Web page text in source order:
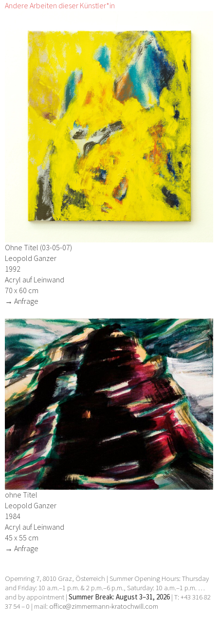
Andere Arbeiten dieser Künstler*in
Ohne Titel (03-05-07)
Leopold Ganzer
1992
Acryl auf Leinwand
70 x 60 cm
→ Anfrage
ohne Titel
Leopold Ganzer
1984
Acryl auf Leinwand
45 x 55 cm
→ Anfrage
Opernring 7, 8010 Graz, Österreich | Summer Opening Hours: Thursday
and Friday: 10 a.m.–1 p.m. & 2 p.m.–6 p.m., Saturday: 10 a.m.–1 p.m. …
and by appointment | Summer Break: August 3–31, 2026 | T: +43 316 82
37 54 – 0 | mail: office@zimmermann-kratochwill.com